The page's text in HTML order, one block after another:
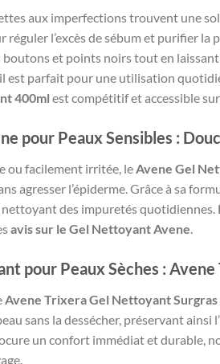
aux imperfections trouvent une
réguler l’excès de sébum et purifier
boutons et points noirs tout en
est parfait pour une utilisation
400ml est compétitif et accessible sur
pour Peaux Sensibles :
ou facilement irritée, leAvene Gel
agresser l’épiderme. Grâce à sa
des impuretés
avis sur le Gel Nettoyant Avene.
pour Peaux Sèches : Avene
Avene Trixera Gel Nettoyant Surgras
sans la dessécher, préservant ainsi
un confort immédiat et durable,